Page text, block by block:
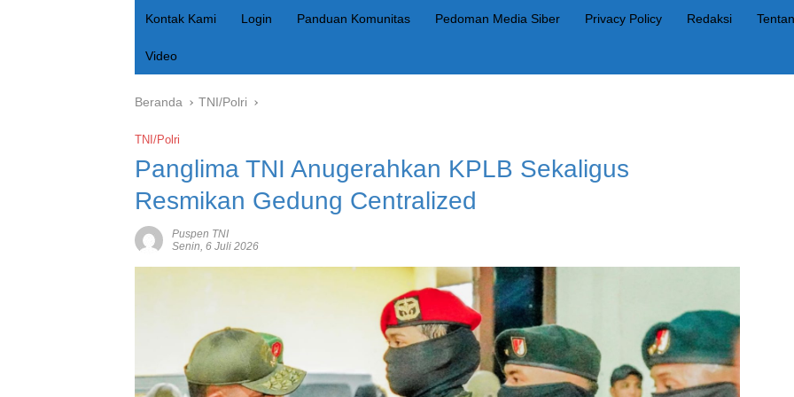
Kontak Kami Login Panduan Komunitas Pedoman Media Siber Privacy Policy Redaksi
Video
Beranda TNI/Polri
TNI/Polri
Panglima TNI Anugerahkan KPLB Sekaligus
Resmikan Gedung Centralized
Puspen TNI
Senin, 6 Juli 2026